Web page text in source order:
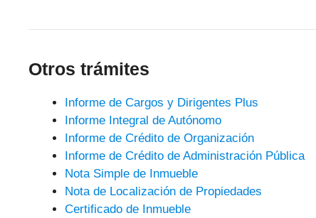
Otros trámites
Informe de Cargos y Dirigentes Plus
Informe Integral de Autónomo
Informe de Crédito de Organización
Informe de Crédito de Administración Pública
Nota Simple de Inmueble
Nota de Localización de Propiedades
Certificado de Inmueble